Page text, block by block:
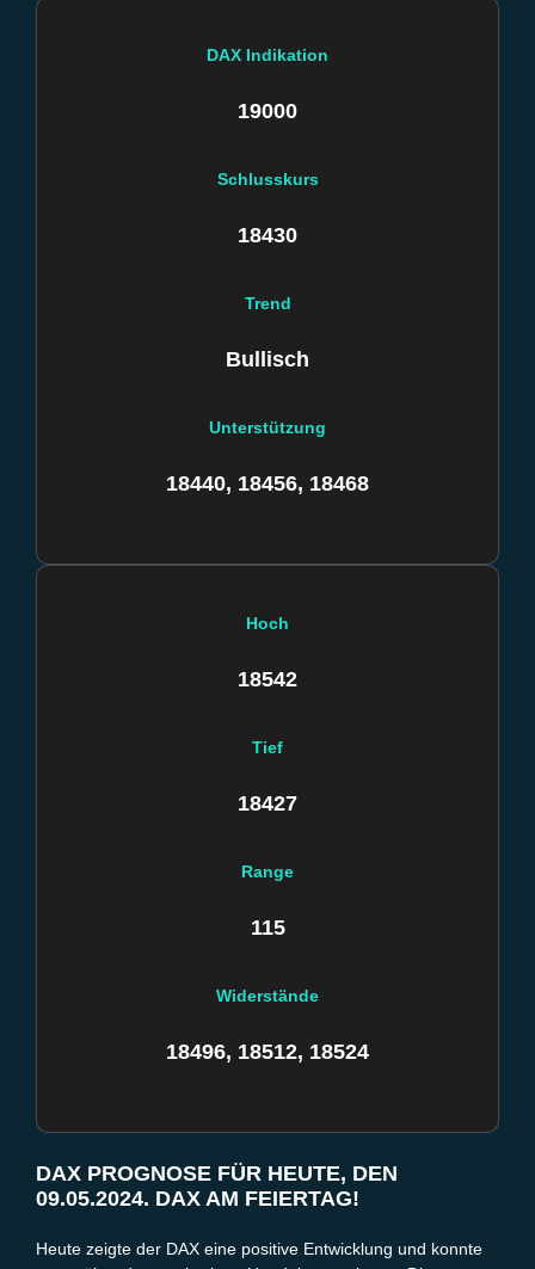
DAX Indikation
19000
Schlusskurs
18430
Trend
Bullisch
Unterstützung
18440, 18456, 18468
Hoch
18542
Tief
18427
Range
115
Widerstände
18496, 18512, 18524
DAX PROGNOSE FÜR HEUTE, DEN
09.05.2024. DAX AM FEIERTAG!
Heute zeigte der DAX eine positive Entwicklung und konnte